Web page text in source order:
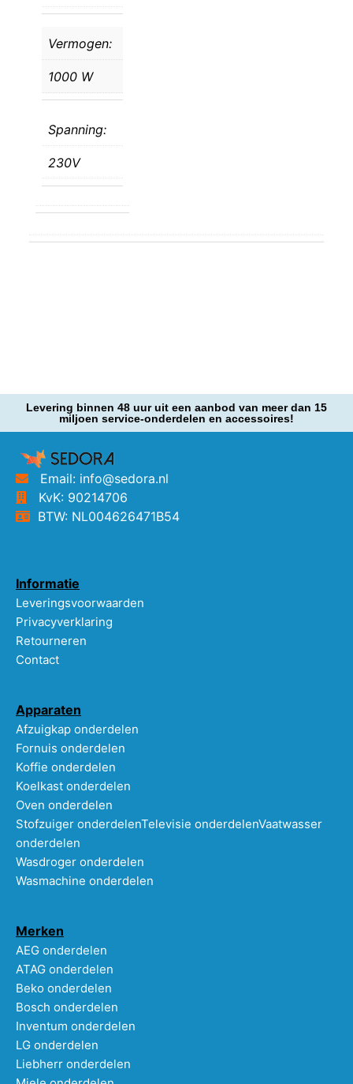
Vermogen:
1000 W
Spanning:
230V
Levering binnen 48 uur uit een aanbod van meer dan 15
miljoen service-onderdelen en accessoires!
Email: info@sedora.nl
KvK: 90214706
BTW: NL004626471B54
Informatie
Leveringsvoorwaarden
Privacyverklaring
Retourneren
Contact
Apparaten
Afzuigkap onderdelen
Fornuis onderdelen
Koffie onderdelen
Koelkast onderdelen
Oven onderdelen
Stofzuiger onderdelenTelevisie onderdelenVaatwasser
onderdelen
Wasdroger onderdelen
Wasmachine onderdelen
Merken
AEG onderdelen
ATAG onderdelen
Beko onderdelen
Bosch onderdelen
Inventum onderdelen
LG onderdelen
Liebherr onderdelen